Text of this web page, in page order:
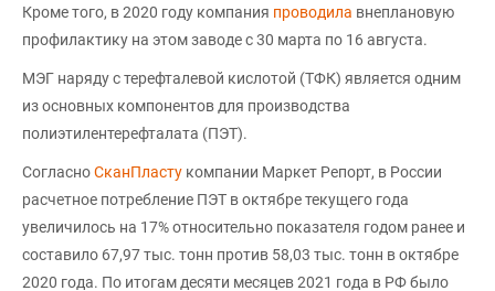
Кроме того, в 2020 году компания проводила внеплановую
профилактику на этом заводе с 30 марта по 16 августа.
МЭГ наряду с терефталевой кислотой (ТФК) является одним
из основных компонентов для производства
полиэтилентерефталата (ПЭТ).
СогласноСканПласту компании Маркет Репорт, в России
расчетное потребление ПЭТ в октябре текущего года
увеличилось на 17% относительно показателя годом ранее и
составило 67,97 тыс. тонн против 58,03 тыс. тонн в октябре
2020 года. По итогам десяти месяцев 2021 года в РФ было